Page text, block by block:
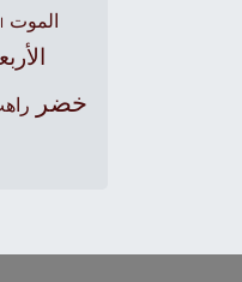
الموت
خضر